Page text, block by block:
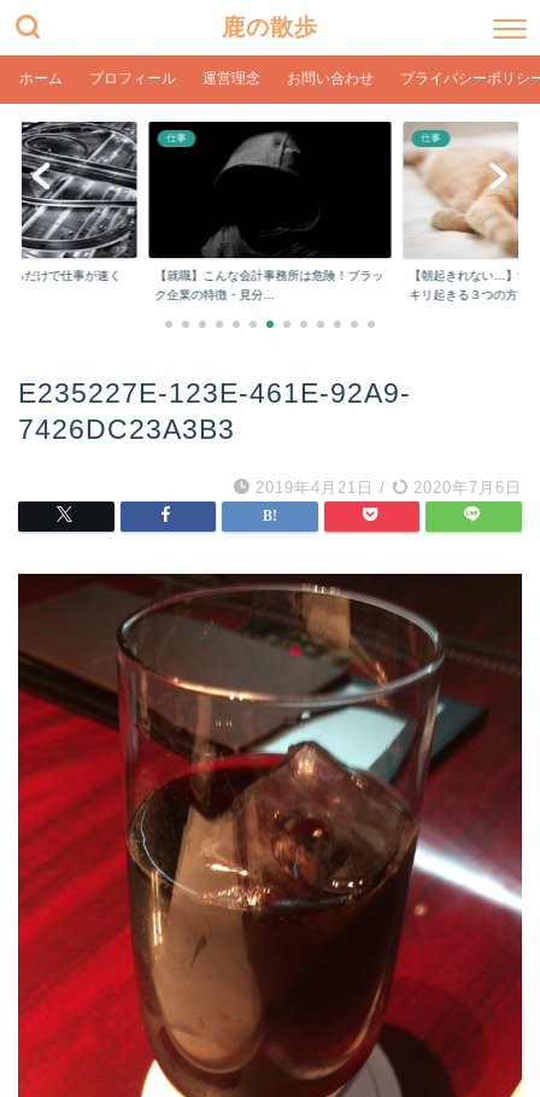
鹿の散歩
ホーム プロフィール 運営理念 お問い合わせ プライバシーポリシ
るだけで仕事が速く
仕事
【就職】こんな会計事務所は危険！ブラッ
ク企業の特徴・見分...
仕事
【朝起きれない…】学
キリ起きる３つの方...
E235227E-123E-461E-92A9-
7426DC23A3B3
2019年4月21日 / 2020年7月6日